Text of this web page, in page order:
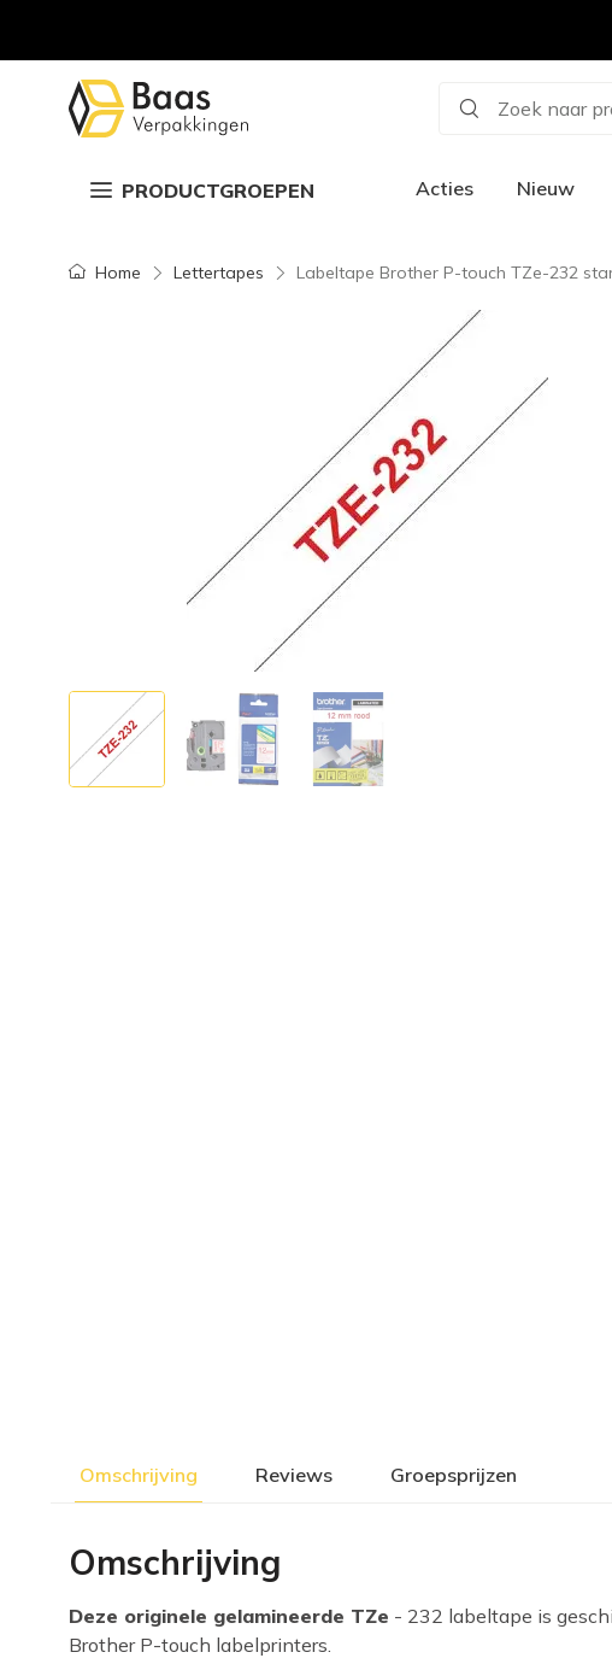
Zoek naar
PRODUCTGROEPEN Acties Nieuw
Home Lettertapes Labeltape Brother P-touch TZe-232
Omschrijving Reviews Groepsprijzen
Omschrijving
Deze originele gelamineerde TZe - 232 labeltape is
Brother P-touch labelprinters.